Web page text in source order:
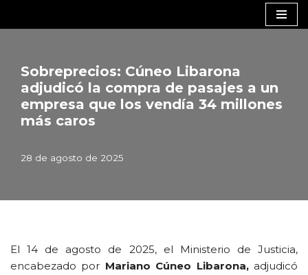
contenido
Sobreprecios: Cúneo Libarona
adjudicó la compra de pasajes a un
empresa que los vendía 34 millones
más caros
28 de agosto de 2025
El 14 de agosto de 2025, el Ministerio de Justicia,
encabezado por Mariano Cúneo Libarona, adjudicó